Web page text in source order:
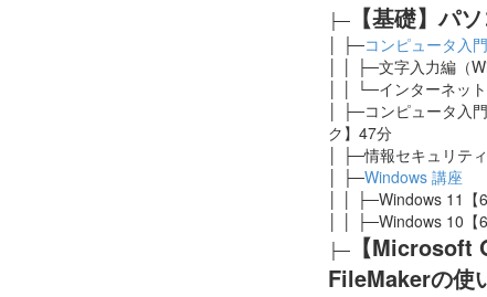
├─ 【基礎】パ
│ ├─コンピュータ入
│ │ ├─文字入力編（
│ │ └─インターネッ
│ ├─コンピュータ入
ク】47分
│ ├─情報セキュリテ
│ ├─Windows 講座
│ │ ├─Windows 11【
│ │ ├─Windows 10【
├─ 【Microsoft
FileMakerの使